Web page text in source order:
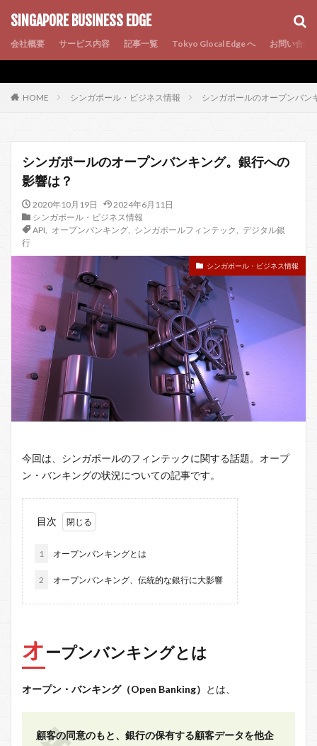
SINGAPORE BUSINESS EDGE
会社概要 サービス内容 記事一覧 Tokyo Glocal Edge へ お問い合わ
HOME シンガポール・ビジネス情報 シンガポールのオープンバン
シンガポールのオープンバンキング。銀行への
影響は？
2020年10月19日
2024年6月11日
シンガポール・ビジネス情報
API
オープンバンキング, シンガポールフィンテック
デジタル銀
行
シンガポール・ビジネス情報
今回は、シンガポールのフィンテックに関する話題。オープ
ン・バンキングの状況についての記事です。
目次
1 オープンバンキングとは
2 オープンバンキング、伝統的な銀行に大影響
オープンバンキングとは
オープン・バンキング（Open Banking） とは、
顧客の同意のもと、銀行の保有する顧客データを他企
AMP SEO PWA